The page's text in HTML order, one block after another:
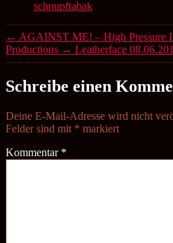
schnupftabak
← AGAINST ME! – High Pressure
Productions → Leatherface
Schreibe einen
Deine E-Mail-Adresse wird nicht
Felder sind mit * markiert
Kommentar *